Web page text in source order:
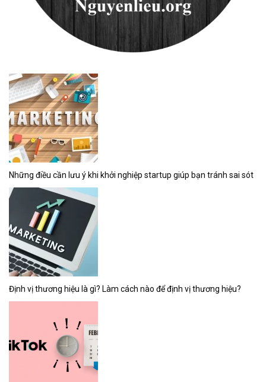
Những điều cần lưu ý khi khởi nghiệp startup giúp bạn tránh sai sót
Định vị thương hiệu là gì? Làm cách nào để định vị thương hiệu?